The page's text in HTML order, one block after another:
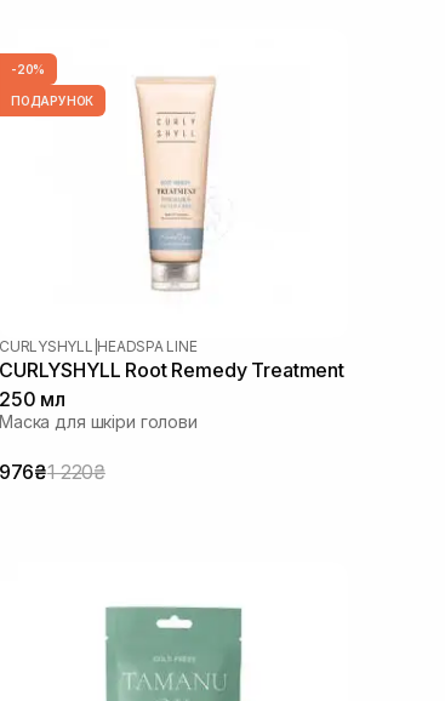
-20%
ПОДАРУНОК
CURLYSHYLL HEADSPA LINE
CURLYSHYLL Root Remedy Treatment
250 мл
Маска для шкіри голови
976₴1 220₴